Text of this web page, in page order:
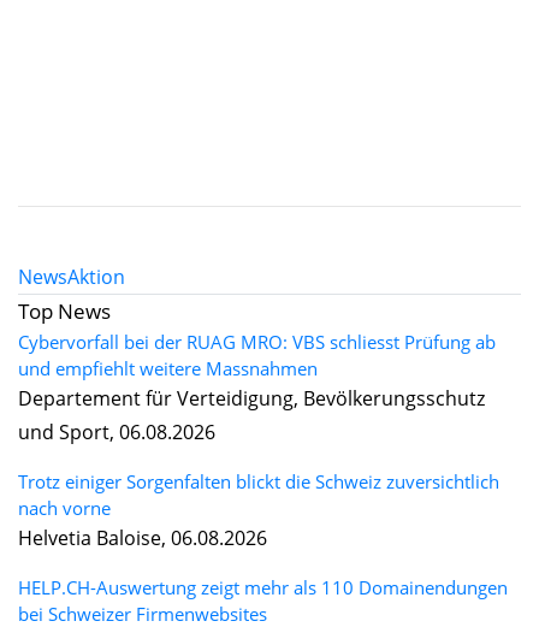
NewsAktion
Top News
Cybervorfall bei der RUAG MRO: VBS schliesst Prüfung ab
und empfiehlt weitere Massnahmen
Departement für Verteidigung, Bevölkerungsschutz
und Sport, 06.08.2026
Trotz einiger Sorgenfalten blickt die Schweiz zuversichtlich
nach vorne
Helvetia Baloise, 06.08.2026
HELP.CH-Auswertung zeigt mehr als 110 Domainendungen
bei Schweizer Firmenwebsites